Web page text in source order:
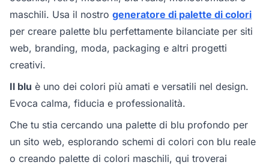
maschili. Usa il nostro generatore di palette di colori
per creare palette blu perfettamente bilanciate per siti
web, branding, moda, packaging e altri progetti
creativi.
Il blu è uno dei colori più amati e versatili nel design.
Evoca calma, fiducia e professionalità.
Che tu stia cercando una palette di blu profondo per
un sito web, esplorando schemi di colori con blu reale
o creando palette di colori maschili, qui troverai